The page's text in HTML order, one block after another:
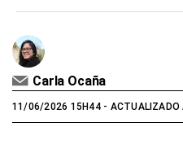
Carla Ocaña
11/06/2026 15H44-